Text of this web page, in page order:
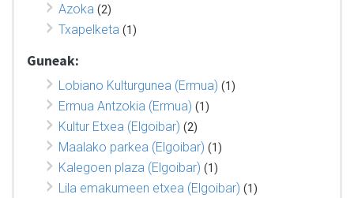
Azoka (2)
Txapelketa (1)
Guneak:
Lobiano Kulturgunea (Ermua) (1)
Ermua Antzokia (Ermua) (1)
Kultur Etxea (Elgoibar) (2)
Maalako parkea (Elgoibar) (1)
Kalegoen plaza (Elgoibar) (1)
Lila emakumeen etxea (Elgoibar) (1)